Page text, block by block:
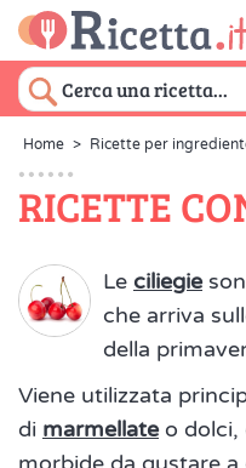
Home > Ricette per
RICETTE
Le ciliegie
che arriva
della
Viene utilizzata
di marmellateo dolci,